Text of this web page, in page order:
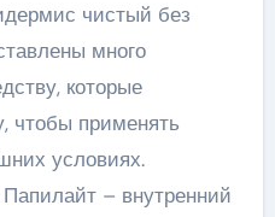
чистый без
много
которые
чтобы применять
условиях.
– внутренний